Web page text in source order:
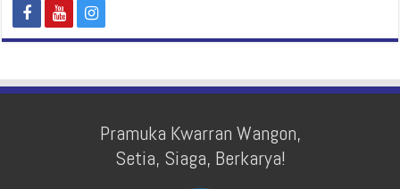
Pramuka Kwarran Wangon,
Setia, Siaga, Berkarya!